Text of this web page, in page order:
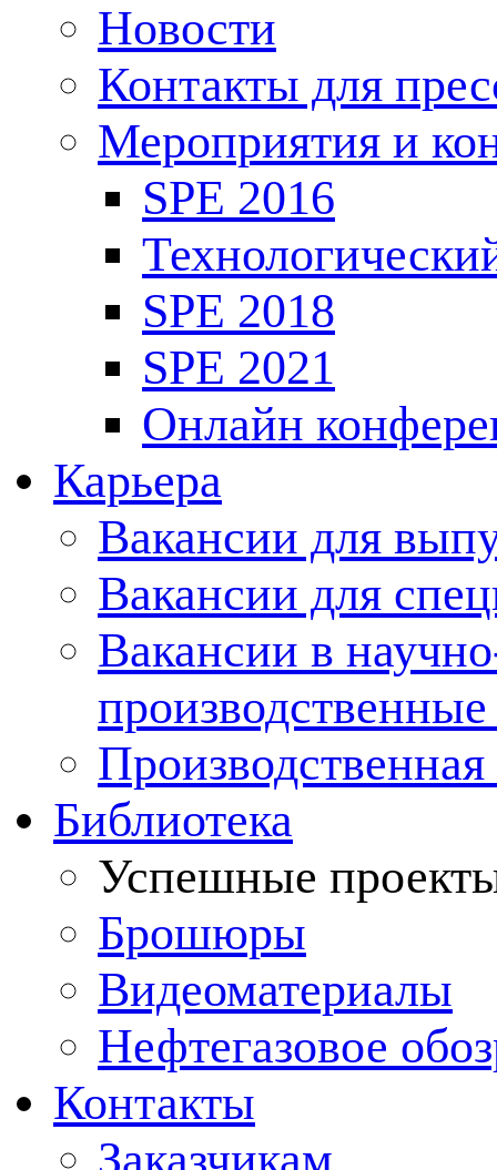
Новости
Контакты для
Мероприятия и
SPE 2016
SPE 2018
SPE 2021
Онлайн
Карьера
Вакансии для
Вакансии для
Вакансии в
Производственная
Библиотека
Успешные
Брошюры
Видеоматериалы
Нефтегазовое
Контакты